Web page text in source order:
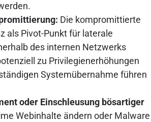
Die kompromittierte
als Pivot-Punkt für laterale
des internen Netzwerks
zu Privilegienerhöhungen
Systemübernahme führen
oder Einschleusung bösartiger
Webinhalte ändern oder Malware